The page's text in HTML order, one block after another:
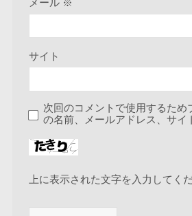
メール ※
サイト
次回のコメントで使用するため
の名前、メールアドレス、サイ
上に表示された文字を入力してくだ